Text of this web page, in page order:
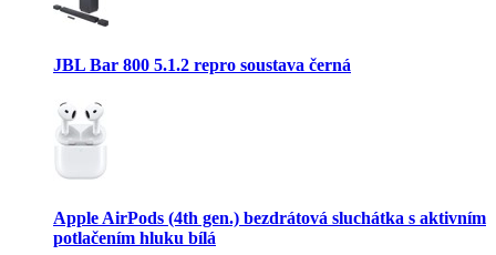
JBL Bar 800 5.1.2 repro soustava černá
Apple AirPods (4th gen.) bezdrátová sluchátka s aktivním
potlačením hluku bílá